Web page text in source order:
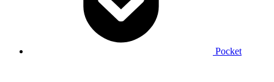
Pocket